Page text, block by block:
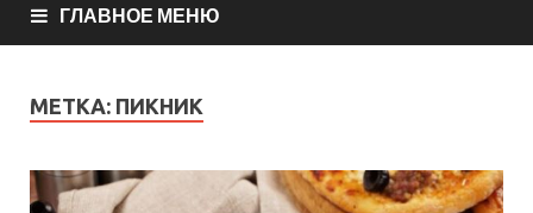
ГЛАВНОЕ МЕНЮ
МЕТКА: ПИКНИК